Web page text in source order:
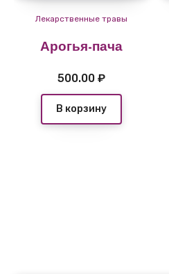
Лекарственные травы
Арогья-пача
500.00₽
В корзину